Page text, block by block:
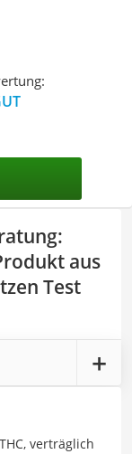
:
aus
Test
verträglich